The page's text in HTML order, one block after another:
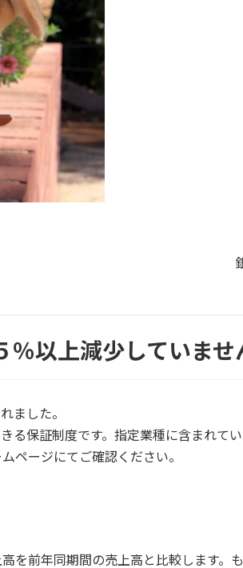
以上減少していませ
ました。
る保証制度です。指定業種に含まれて
ページにてご確認ください。
を前年同期間の売上高と比較します。